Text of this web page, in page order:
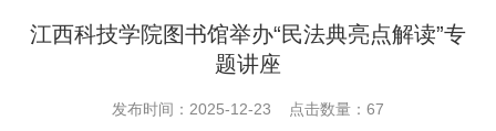
江西科技学院图书馆举办“民法典亮点解读”专
题讲座
发布时间：2025-12-23 点击数量： 67